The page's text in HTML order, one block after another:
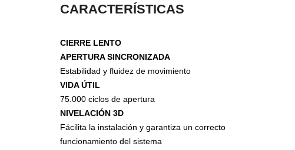
Steel
CARACTERÍSTICAS
CIERRE LENTO
APERTURA SINCRONIZADA
Estabilidad y fluidez de movimiento
VIDA ÚTIL
75.000 ciclos de apertura
NIVELACIÓN 3D
Fácilita la instalación y garantiza un correcto
funcionamiento del sistema